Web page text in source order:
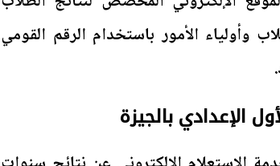
وأولياء الأمور باستخدام الرقم القومي
الإعدادي بالجيزة